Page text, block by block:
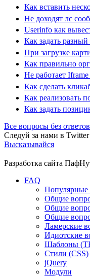
Как вставить
Не доходят лс
Userinfo как
Как задать
При загрузке
Как правильно
Не работает
Как сделать
Как реализовать
Как задать
Все вопросы без ответов
Следуй за нами в Twitter
Высказывайся
Разработка сайта
FAQ
Популярные
Общие
Общие
Общие
Ламерские
Идиотские
Шаблоны
Стили (CSS)
jQuery
Модули